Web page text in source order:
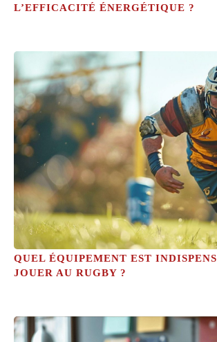
L’EFFICACITÉ ÉNERGÉTIQUE ?
QUEL ÉQUIPEMENT EST
JOUER AU RUGBY ?